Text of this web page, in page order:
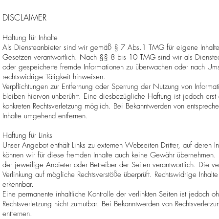
DISCLAIMER
Haftung für Inhalte
Als Diensteanbieter sind wir gemäß § 7 Abs.1 TMG für eigene
Gesetzen verantwortlich. Nach §§ 8 bis 10 TMG sind wir als
oder gespeicherte fremde Informationen zu überwachen oder nach
rechtswidrige Tätigkeit hinweisen.
Verpflichtungen zur Entfernung oder Sperrung der Nutzung von
bleiben hiervon unberührt. Eine diesbezügliche Haftung ist jedoch
konkreten Rechtsverletzung möglich. Bei Bekanntwerden von
Inhalte umgehend entfernen.
Haftung für Links
Unser Angebot enthält Links zu externen Webseiten Dritter, auf deren
können wir für diese fremden Inhalte auch keine Gewähr
der jeweilige Anbieter oder Betreiber der Seiten verantwortlich. Die
Verlinkung auf mögliche Rechtsverstöße überprüft. Rechtswidrige
erkennbar.
Eine permanente inhaltliche Kontrolle der verlinkten Seiten ist jedoch
Rechtsverletzung nicht zumutbar. Bei Bekanntwerden von
entfernen.